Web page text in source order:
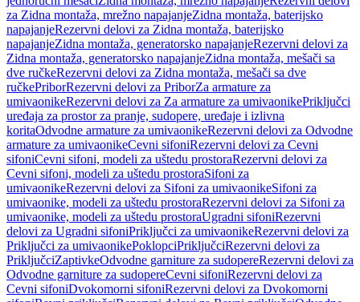
za Zidna montaža, mrežno napajanjeZidna montaža, baterijsko
napajanjeRezervni delovi za Zidna montaža, baterijsko
napajanjeZidna montaža, generatorsko napajanjeRezervni delovi za
Zidna montaža, generatorsko napajanjeZidna montaža, mešači sa
dve ručkeRezervni delovi za Zidna montaža, mešači sa dve
ručkePriborRezervni delovi za PriborZa armature za
umivaonikeRezervni delovi za Za armature za umivaonikePriključci
uređaja za prostor za pranje, sudopere, uređaje i izlivna
koritaOdvodne armature za umivaonikeRezervni delovi za Odvodne
armature za umivaonikeCevni sifoniRezervni delovi za Cevni
sifoniCevni sifoni, modeli za uštedu prostoraRezervni delovi za
Cevni sifoni, modeli za uštedu prostoraSifoni za
umivaonikeRezervni delovi za Sifoni za umivaonikeSifoni za
umivaonike, modeli za uštedu prostoraRezervni delovi za Sifoni za
umivaonike, modeli za uštedu prostoraUgradni sifoniRezervni
delovi za Ugradni sifoniPriključci za umivaonikeRezervni delovi za
Priključci za umivaonikePoklopciPriključciRezervni delovi za
PriključciZaptivkeOdvodne garniture za sudopereRezervni delovi za
Odvodne garniture za sudopereCevni sifoniRezervni delovi za
Cevni sifoniDvokomorni sifoniRezervni delovi za Dvokomorni